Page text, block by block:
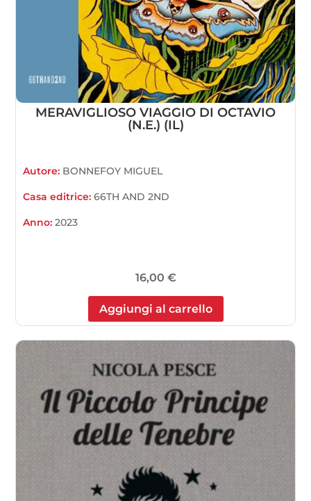
MERAVIGLIOSO VIAGGIO DI OCTAVIO
(N.E.) (IL)
Autore: BONNEFOY MIGUEL
Casa editrice:66TH AND 2ND
Anno:2023
16,00 €
Aggiungi al carrello